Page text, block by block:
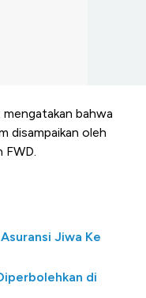
bahwa
disampaikan oleh
Jiwa Ke
di